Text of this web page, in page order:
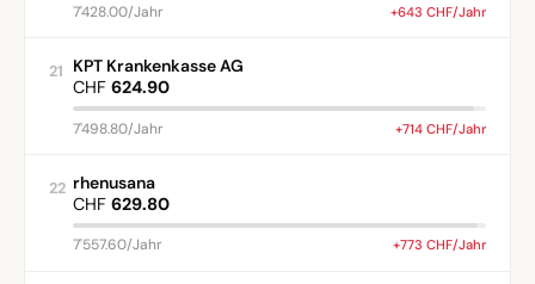
7'428.00/Jahr +643 CHF/Jahr
21 KPT Krankenkasse AG
CHF 624.90
7'498.80/Jahr +714 CHF/Jahr
22 rhenusana
CHF 629.80
7'557.60/Jahr +773 CHF/Jahr